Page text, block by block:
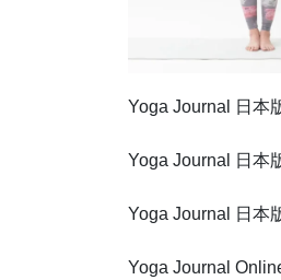
Yoga Journal 日本
Yoga Journal 日本
Yoga Journal 日本
Yoga Journal